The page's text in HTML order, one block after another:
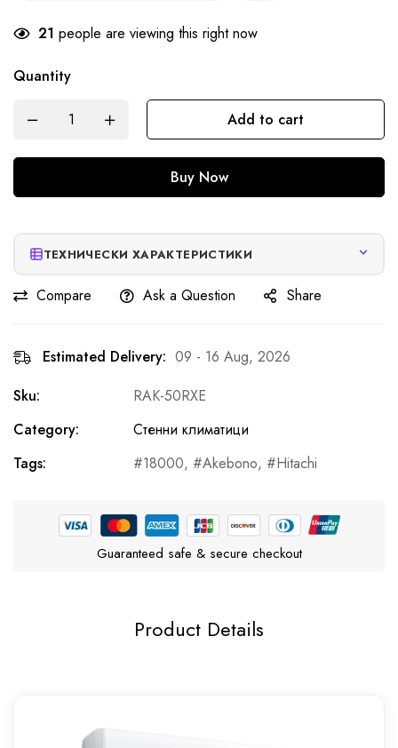
21 people are viewing this right now
Quantity
Add to cart
Buy Now
ТЕХНИЧЕСКИ ХАРАКТЕРИСТИКИ
Compare Ask a Question Share
Estimated Delivery: 09 - 16 Aug, 2026
Sku:
RAK-50RXE
Category:
Стенни климатици
Tags:
18000, Akebono, Hitachi
Guaranteed safe & secure checkout
Product Details